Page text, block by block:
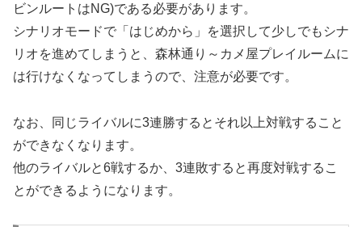
ビンルートはNG)である必要があります。
シナリオモードで「はじめから」を選択して少しでもシナ
リオを進めてしまうと、森林通り～カメ屋プレイルームに
は行けなくなってしまうので、注意が必要です。
なお、同じライバルに3連勝するとそれ以上対戦すること
ができなくなります。
他のライバルと6戦するか、3連敗すると再度対戦するこ
とができるようになります。